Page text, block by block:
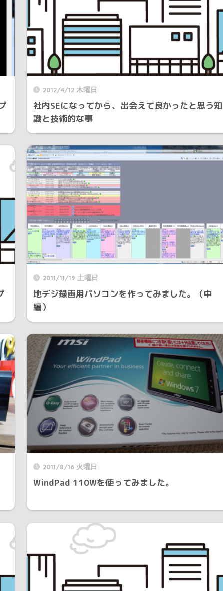
2012/4/12 木曜日
社内SEになってから、出会えて良かったと思う知
識と技術的な事
2011/11/19 土曜日
地デジ録画用パソコンを作ってみました。（中
編）
2011/8/16 火曜日
WindPad 110Wを使ってみました。